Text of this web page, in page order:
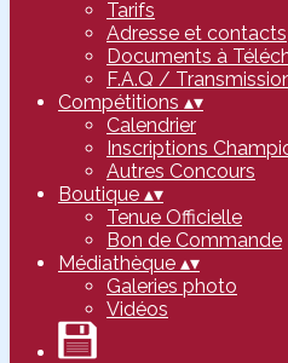
Tarifs
Adresse et contacts
Documents à
F.A.Q /
Compétitions ▴▾
Calendrier
Inscriptions
Autres Concours
Boutique ▴▾
Tenue Officielle
Bon de Commande
Médiathèque ▴▾
Galeries photo
Vidéos